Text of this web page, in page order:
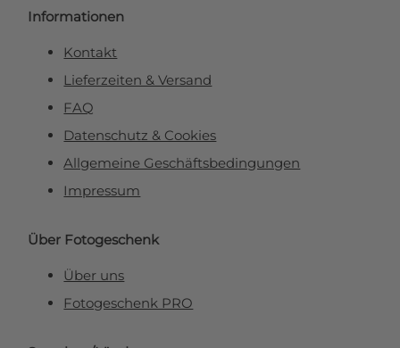
Informationen
Kontakt
Lieferzeiten & Versand
FAQ
Datenschutz & Cookies
Allgemeine Geschäftsbedingungen
Impressum
Über Fotogeschenk
Über uns
Fotogeschenk PRO